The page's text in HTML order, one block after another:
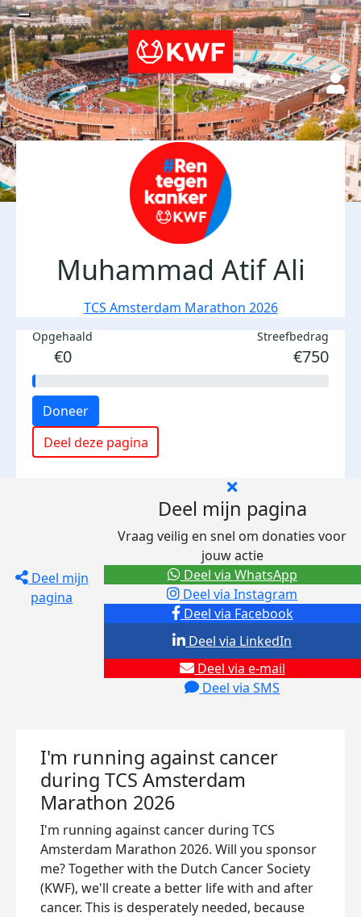
Muhammad Atif Ali
TCS Amsterdam Marathon 2026
Opgehaald
€0
Streefbedrag
€750
Doneer
Deel deze pagina
Deel mijn
pagina
Deel mijn pagina
Vraag veilig en snel om donaties voor
jouw actie
Deel via Facebook
Deel via Instagram
Deel via e-mail
Deel via SMS
Deel via LinkedIn
Deel via WhatsApp
I'm running against cancer
during TCS Amsterdam
Marathon 2026
I'm running against cancer during TCS
Amsterdam Marathon 2026. Will you sponsor
me? Together with the Dutch Cancer Society
(KWF), we'll create a better life with and after
cancer. This is desperately needed, because